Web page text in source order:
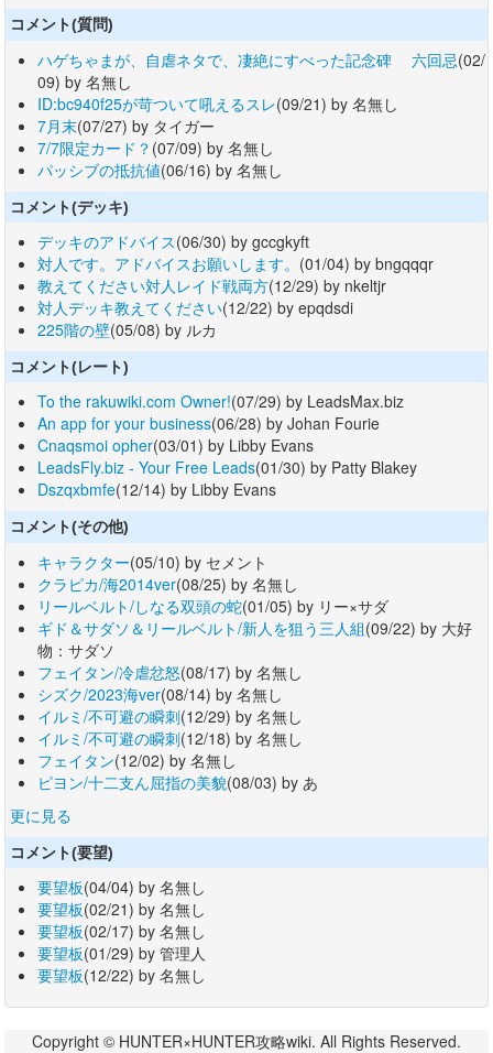
コメント(質問)
ハゲちゃまが、自虐ネタで、凄絶にすべった記念碑 六回忌(02/
09) by 名無し
ID:bc940f25が苛ついて吼えるスレ(09/21) by 名無し
7月末(07/27) by タイガー
7/7限定カード？ (07/09) by 名無し
パッシブの抵抗値(06/16) by 名無し
コメント(デッキ)
デッキのアドバイス(06/30) by gccgkyft
対人です。アドバイスお願いします。 (01/04) by bngqqqr
教えてください対人レイド戦両方(12/29) by nkeltjr
対人デッキ教えてください(12/22) by epqdsdi
225階の壁(05/08) by ルカ
コメント(レート)
To the rakuwiki.com Owner!(07/29) by LeadsMax.biz
An app for your business(06/28) by Johan Fourie
Cnaqsmoi opher(03/01) by Libby Evans
LeadsFly.biz - Your Free Leads(01/30) by Patty Blakey
Dszqxbmfe(12/14) by Libby Evans
コメント(その他)
キャラクター(05/10) by セメント
クラピカ/海2014ver(08/25) by 名無し
リールベルト/しなる双頭の蛇(01/05) by リー×サダ
ギド＆サダソ＆リールベルト/新人を狙う三人組(09/22) by 大好
物：サダソ
フェイタン/冷虐忿怒(08/17) by 名無し
シズク/2023海ver(08/14) by 名無し
イルミ/不可避の瞬刺(12/29) by 名無し
イルミ/不可避の瞬刺(12/18) by 名無し
フェイタン(12/02) by 名無し
ピヨン/十二支ん屈指の美貌(08/03) by あ
更に見る
コメント(要望)
要望板(04/04) by 名無し
要望板(02/21) by 名無し
要望板(02/17) by 名無し
要望板(01/29) by 管理人
要望板(12/22) by 名無し
Copyright © HUNTER×HUNTER攻略wiki. All Rights Reserved.